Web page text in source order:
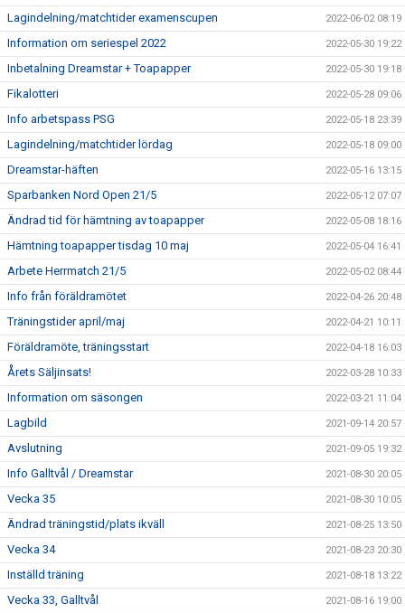
Lagindelning/matchtider examenscupen 2022-06-02 08:19
Information om seriespel 2022 2022-05-30 19:22
Inbetalning Dreamstar + Toapapper 2022-05-30 19:18
Fikalotteri 2022-05-28 09:06
Info arbetspass PSG 2022-05-18 23:39
Lagindelning/matchtider lördag 2022-05-18 09:00
Dreamstar-häften 2022-05-16 13:15
Sparbanken Nord Open 21/5 2022-05-12 07:07
Ändrad tid för hämtning av toapapper 2022-05-08 18:16
Hämtning toapapper tisdag 10 maj 2022-05-04 16:41
Arbete Herrmatch 21/5 2022-05-02 08:44
Info från föräldramötet 2022-04-26 20:48
Träningstider april/maj 2022-04-21 10:11
Föräldramöte, träningsstart 2022-04-18 16:03
Årets Säljinsats! 2022-03-28 10:33
Information om säsongen 2022-03-21 11:04
Lagbild 2021-09-14 20:57
Avslutning 2021-09-05 19:32
Info Galltvål / Dreamstar 2021-08-30 20:05
Vecka 35 2021-08-30 10:05
Ändrad träningstid/plats ikväll 2021-08-25 13:50
Vecka 34 2021-08-23 20:30
Inställd träning 2021-08-18 13:22
Vecka 33, Galltvål 2021-08-16 19:00